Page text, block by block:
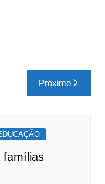
Próximo
famílias